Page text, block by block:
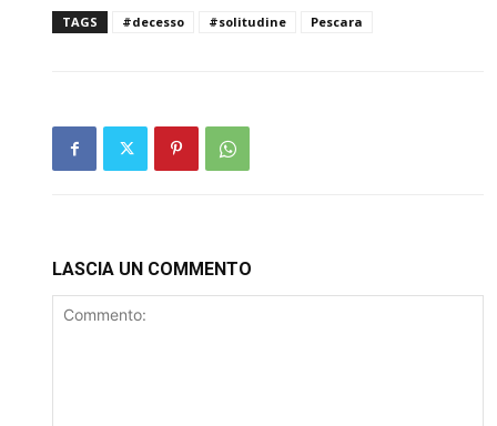
TAGS #decesso #solitudine Pescara
LASCIA UN COMMENTO